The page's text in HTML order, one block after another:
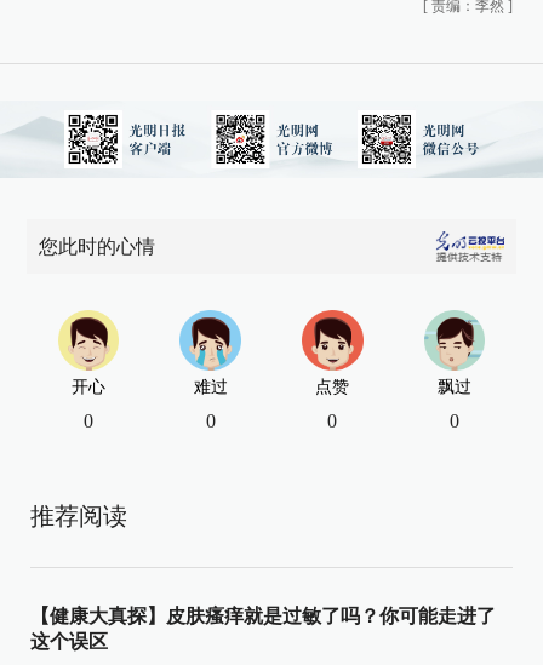
[ 责编：李然 ]
您此时的心情
开心
0
难过
0
点赞
0
飘过
0
推荐阅读
【健康大真探】皮肤瘙痒就是过敏了吗？你可能走进了
这个误区